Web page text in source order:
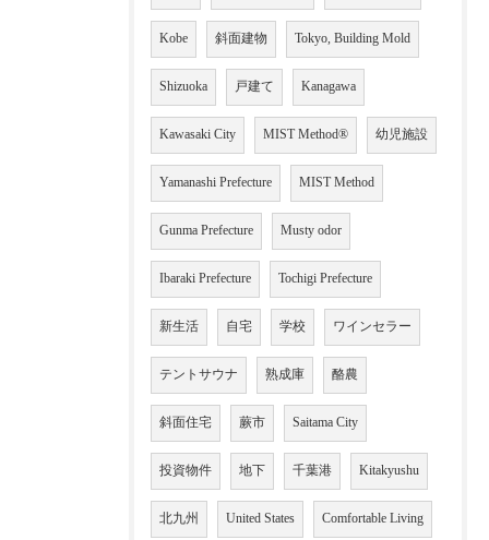
Kobe 斜面建物 Tokyo, Building Mold
Shizuoka 戸建て Kanagawa
Kawasaki City MIST Method® 幼児施設
Yamanashi Prefecture MIST Method
Gunma Prefecture Musty odor
Ibaraki Prefecture Tochigi Prefecture
新生活 自宅 学校 ワインセラー
テントサウナ 熟成庫 酪農
斜面住宅 蕨市 Saitama City
投資物件 地下 千葉港 Kitakyushu
北九州 United States Comfortable Living